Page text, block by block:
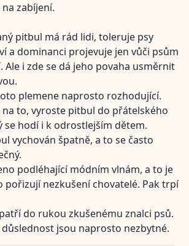
zabíjení.
pitbul má rád lidi, toleruje psy
a dominanci projevuje jen vůči psům
Ale i zde se dá jeho povaha usměrnit
plemene naprosto rozhodující.
na to, vyroste pitbul do přátelského
se hodí i k odrostlejším dětem.
vychován špatně, a to se často
podléhající módním vlnám, a to je
pořizují nezkušení chovatelé. Pak trpí
do rukou zkušenému znalci psů.
jsou naprosto nezbytné.